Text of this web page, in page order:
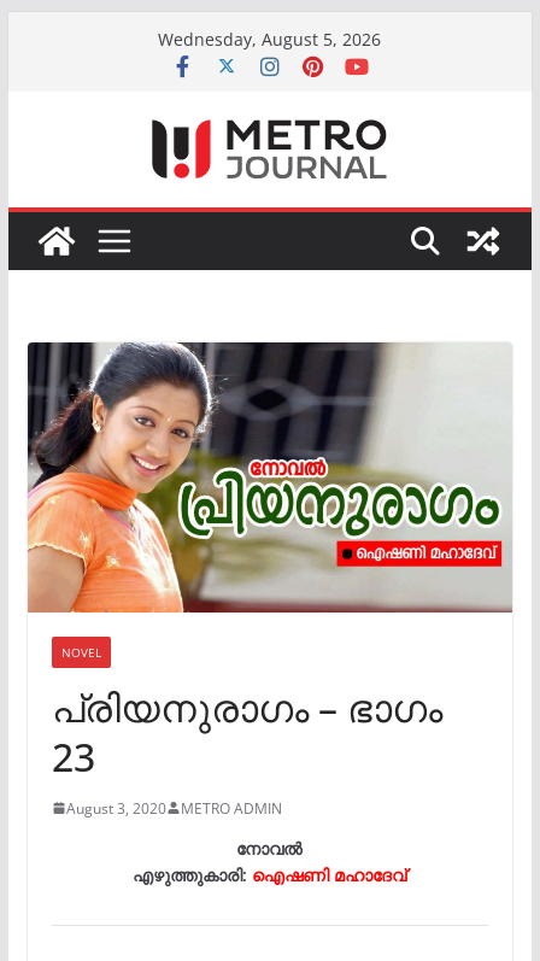
Wednesday, August 5, 2026
NOVEL
പ്രിയനുരാഗം – ഭാഗം
23
August 3, 2020 METRO ADMIN
നോവൽ
എഴുത്തുകാരി: ഐഷണി മഹാദേവ്